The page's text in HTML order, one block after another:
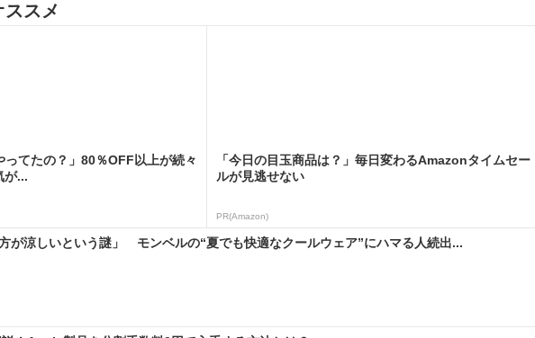
スメ
ってたの？」80％OFF以上が続々
が...
「今日の目玉商品は？」毎日変わるAmazonタイムセー
ルが見逃せない
PR(Amazon)
方が涼しいという謎」 モンベルの“夏でも快適なクールウェア”にハマる人続出...